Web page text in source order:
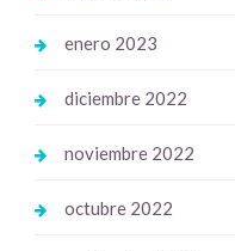
enero 2023
diciembre 2022
noviembre 2022
octubre 2022